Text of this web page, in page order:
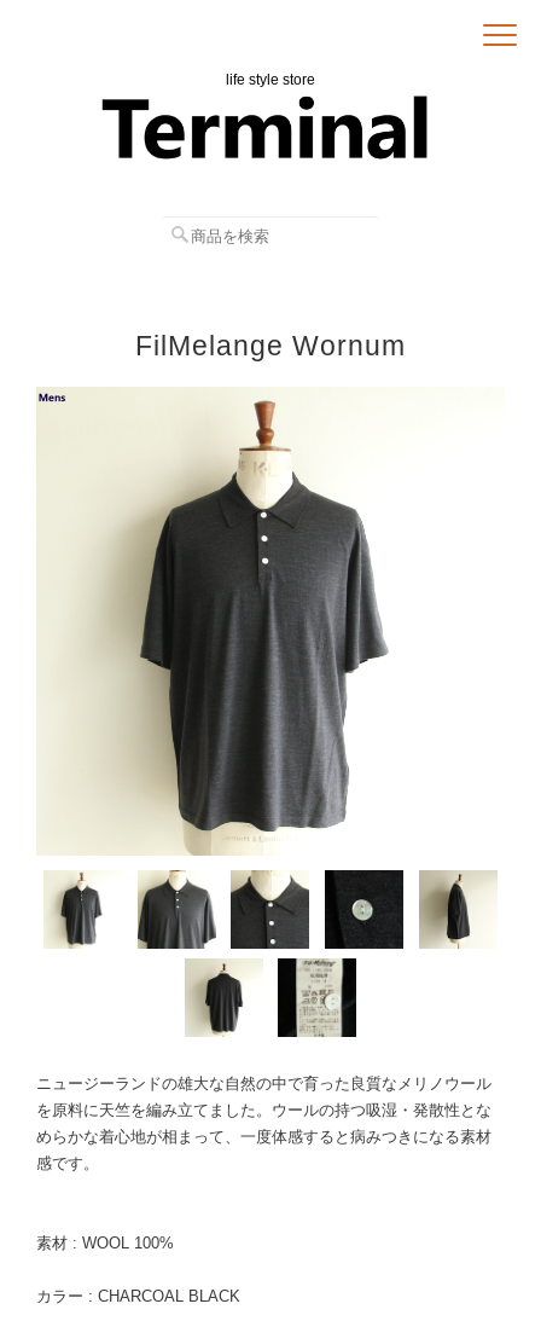
life style store
FilMelange Wornum
ニュージーランドの雄大な自然の中で育った良質なメリノウール
を原料に天竺を編み立てました。ウールの持つ吸湿・発散性とな
めらかな着心地が相まって、一度体感すると病みつきになる素材
感です。
素材 : WOOL 100%
カラー : CHARCOAL BLACK